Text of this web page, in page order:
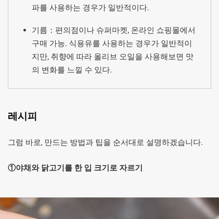
파를 사용하는 경우가 일반적이다.
기름：편의점이나 슈퍼마켓, 온라인 쇼핑몰에서
구매 가능. 식용유를 사용하는 경우가 일반적이
지만, 취향에 따라 올리브 오일을 사용해보면 맛
의 변화를 느낄 수 있다.
레시피
그럼 바로, 만드는 방법과 팁을 순서대로 설명하겠습니다.
①야채와 닭고기를 한 입 크기로 자르기